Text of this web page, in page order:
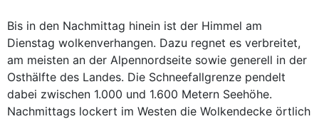
Bis in den Nachmittag hinein ist der Himmel am
Dienstag wolkenverhangen. Dazu regnet es verbreitet,
am meisten an der Alpennordseite sowie generell in der
Osthälfte des Landes. Die Schneefallgrenze pendelt
dabei zwischen 1.000 und 1.600 Metern Seehöhe.
Nachmittags lockert im Westen die Wolkendecke örtlich